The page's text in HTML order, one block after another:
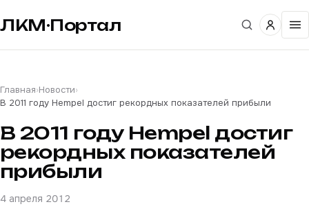
ЛКМ·Портал
Главная›Новости›
В 2011 году Hempel достиг рекордных показателей прибыли
В 2011 году Hempel достиг
рекордных показателей
прибыли
4 апреля 2012